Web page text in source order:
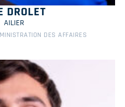
DROLET
AILIER
DES AFFAIRES